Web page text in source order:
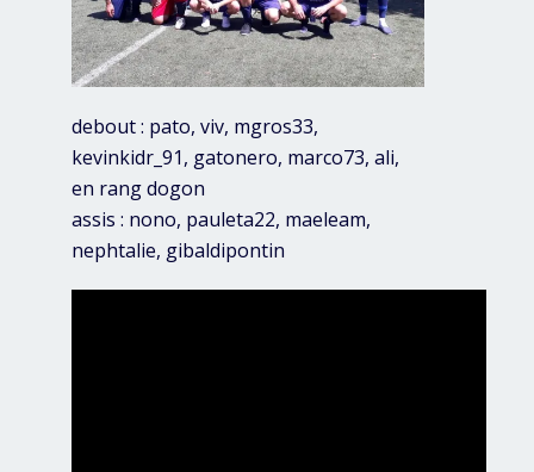
debout : pato, viv, mgros33,
kevinkidr_91, gatonero, marco73, ali,
en rang dogon
assis : nono, pauleta22, maeleam,
nephtalie, gibaldipontin